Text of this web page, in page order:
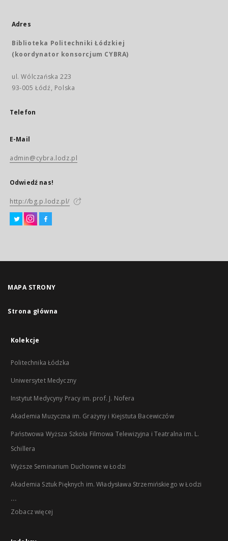
Adres
Biblioteka Politechniki Łódzkiej
(koordynator konsorcjum CYBRA)
ul. Wólczańska 223
93-005 Łódź, Polska
Telefon
E-Mail
admin@cybra.lodz.pl
Odwiedź nas!
http://bg.p.lodz.pl/
MAPA STRONY
Strona główna
Kolekcje
Politechnika Łódzka
Uniwersytet Medyczny
Instytut Medycyny Pracy im. prof. J. Nofera
Akademia Muzyczna im. Grażyny i Kiejstuta Bacewiczów
Państwowa Wyższa Szkoła Filmowa Telewizyjna i Teatralna im. L.
Schillera
Wyższe Seminarium Duchowne w Łodzi
Akademia Sztuk Pięknych im. Władysława Strzemińskiego w Łodzi
...
Zobacz więcej